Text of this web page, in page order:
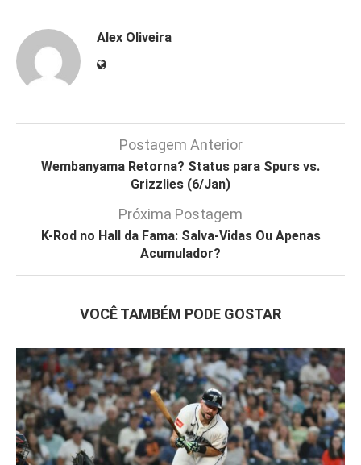
Alex Oliveira
Postagem Anterior
Wembanyama Retorna? Status para Spurs vs.
Grizzlies (6/Jan)
Próxima Postagem
K-Rod no Hall da Fama: Salva-Vidas Ou Apenas
Acumulador?
VOCÊ TAMBÉM PODE GOSTAR